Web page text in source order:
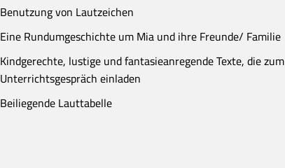
Benutzung von Lautzeichen
Eine Rundumgeschichte um Mia und ihre Freunde/ Familie
Kindgerechte, lustige und fantasieanregende Texte, die zum
Unterrichtsgespräch einladen
Beiliegende Lauttabelle